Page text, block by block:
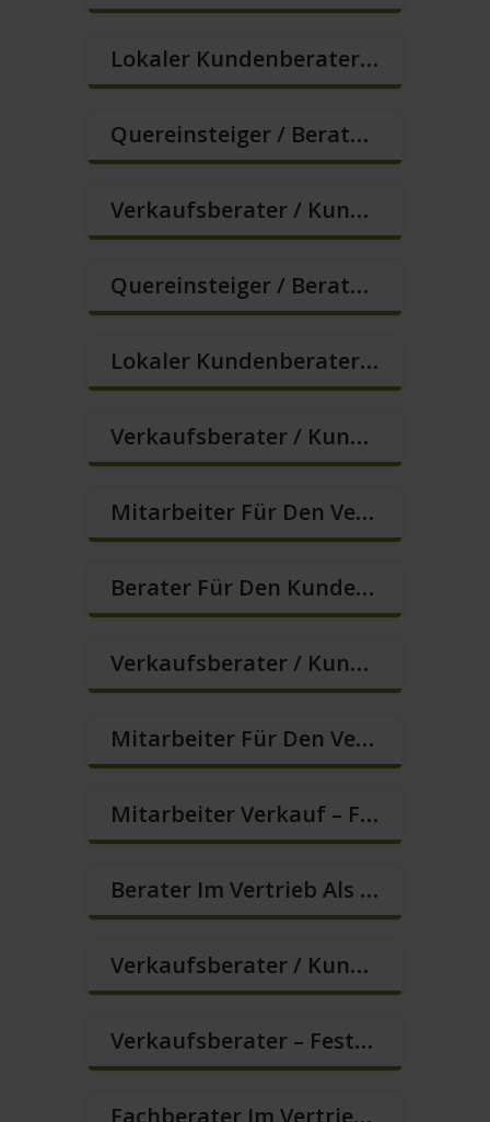
Lokaler Kundenberater (m/w/d)
Quereinsteiger / Berater Im Vertrieb (m/w/d)
Verkaufsberater / Kundenberater – Mehr Als Ein Job (m/w/d)
Quereinsteiger / Berater Im Vertrieb / Außendienst (m/w/d)
Lokaler Kundenberater In VZ/TZ (m/w/d)
Verkaufsberater / Kundenberater (B2C) (m/w/d)
Mitarbeiter Für Den Verkauf / Vertrieb (m/w/d)
Berater Für Den Kundenservice (m/w/d)
Verkaufsberater / Kundenberater (m/w/d)
Mitarbeiter Für Den Verkauf – Quereinstieg Möglich (m/w/d)
Mitarbeiter Verkauf – Festanstellung (m/w/d)
Berater Im Vertrieb Als Sofortanstellung (m/w/d)
Verkaufsberater / Kundenberater (m/w/d)
Verkaufsberater – Festanstellung (m/w/d)